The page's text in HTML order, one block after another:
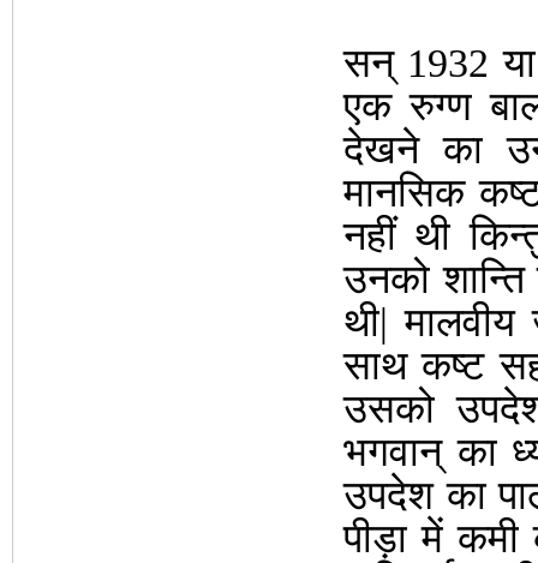
सन् 1932
एक रुग्ण
देखने का
मानसिक
नहीं थी
उनको
थी|
साथ कष्ट
उसको उपदेश
भगवान् का
उपदेश का
पीड़ा में